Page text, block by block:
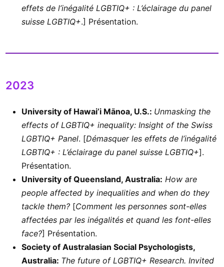
effets de l’inégalité LGBTIQ+ : L’éclairage du panel
suisse LGBTIQ+.] Présentation.
2023
University of Hawai’i Mānoa, U.S.: Unmasking the
effects of LGBTIQ+ inequality: Insight of the Swiss
LGBTIQ+ Panel. [Démasquer les effets de l’inégalité
LGBTIQ+ : L’éclairage du panel suisse LGBTIQ+].
Présentation.
University of Queensland, Australia: How are
people affected by inequalities and when do they
tackle them? [Comment les personnes sont-elles
affectées par les inégalités et quand les font-elles
face?] Présentation.
Society of Australasian Social Psychologists,
Australia: The future of LGBTIQ+ Research. Invited